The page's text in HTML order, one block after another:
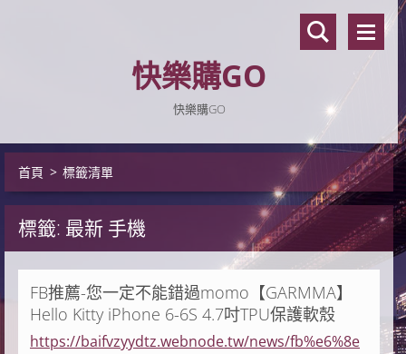
快樂購GO
快樂購GO
首頁 > 標籤清單
標籤: 最新 手機
FB推薦-您一定不能錯過momo【GARMMA】
Hello Kitty iPhone 6-6S 4.7吋TPU保護軟殼
https://baifvzyydtz.webnode.tw/news/fb%e6%8e